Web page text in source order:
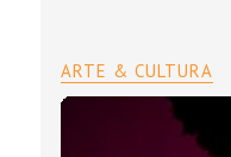
ARTE & CULTURA